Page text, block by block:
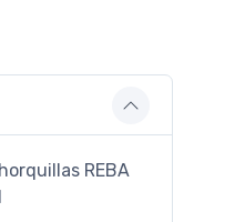
REBA